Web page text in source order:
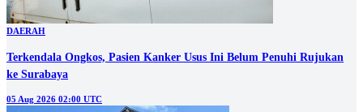
DAERAH
Terkendala Ongkos, Pasien Kanker Usus Ini Belum Penuhi Rujukan
ke Surabaya
05 Aug 2026 02:00 UTC